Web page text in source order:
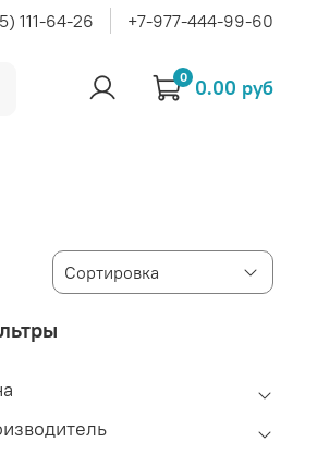
111-64-26 +7-977-444-99-60
0 0.00 руб